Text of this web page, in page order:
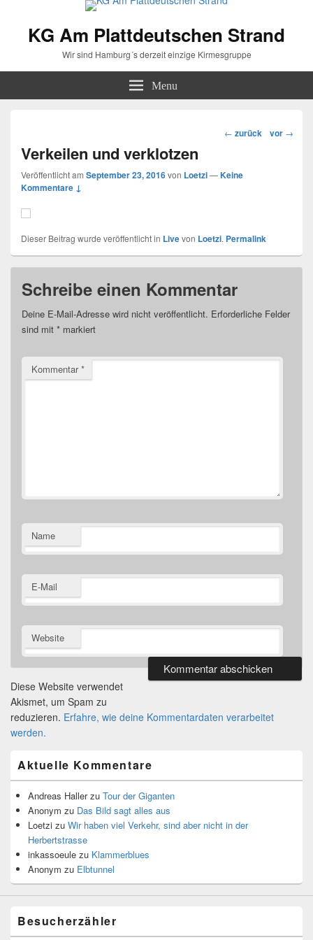
KG Am Plattdeutschen Strand
Wir sind Hamburg´s derzeit einzige Kirmesgruppe
Menu
Beitragsnavigation
← zurück vor →
Verkeilen und verklotzen
Veröffentlicht am September 23, 2016von Loetzi—Keine
Kommentare ↓
Dieser Beitrag wurde veröffentlicht in Livevon Loetzi. Permalink
Schreibe einen Kommentar
Deine E-Mail-Adresse wird nicht veröffentlicht. Erforderliche Felder
sind mit * markiert
Kommentar*
Name
E-Mail
Website
Diese Website verwendet
Akismet, um Spam zu
reduzieren. Erfahre, wie deine Kommentardaten verarbeitet
werden.
Seitenleisten
Widget-
Bereich
Aktuelle Kommentare
Andreas Hallerzu Tour der Giganten
Anonym zu Das Bild sagt alles aus
Loetzi zu Wir haben viel Verkehr, sind aber nicht in der
Herbertstrasse
inkassoeule zu Klammerblues
Anonym zu Elbtunnel
Besucherzähler